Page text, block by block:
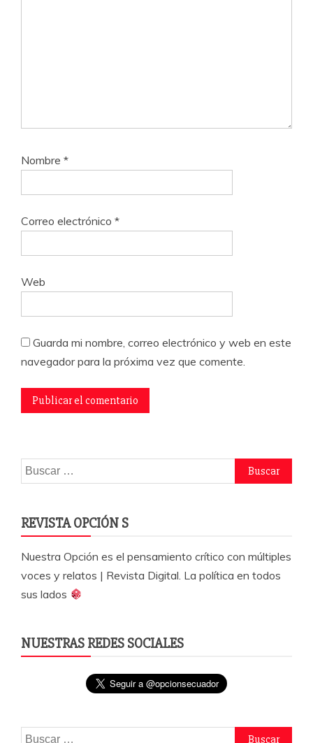
Nombre *
Correo electrónico *
Web
Guarda mi nombre, correo electrónico y web en este
navegador para la próxima vez que comente.
Buscar:
REVISTA OPCIÓN S
Nuestra Opción es el pensamiento crítico con múltiples
voces y relatos | Revista Digital. La política en todos
sus lados
NUESTRAS REDES SOCIALES
Buscar: